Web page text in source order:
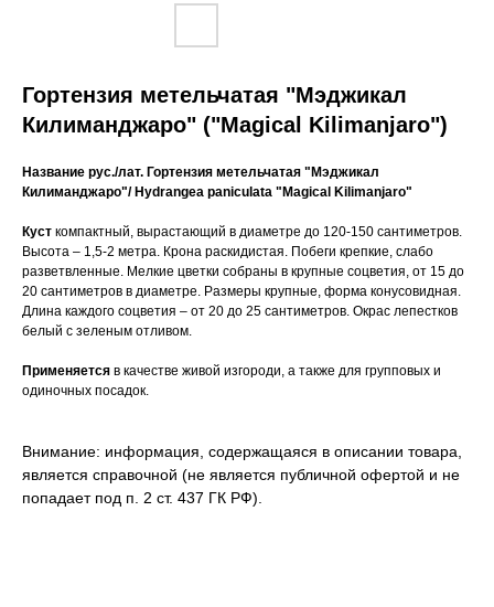
Гортензия метельчатая "Мэджикал
Килиманджаро" ("Magical Kilimanjaro")
Название рус./лат. Гортензия метельчатая "Мэджикал
Килиманджаро"/ Hydrangea paniculata "Magical Kilimanjaro"
Куст компактный, вырастающий в диаметре до 120-150 сантиметров.
Высота – 1,5-2 метра. Крона раскидистая. Побеги крепкие, слабо
разветвленные. Мелкие цветки собраны в крупные соцветия, от 15 до
20 сантиметров в диаметре. Размеры крупные, форма конусовидная.
Длина каждого соцветия – от 20 до 25 сантиметров. Окрас лепестков
белый с зеленым отливом.
Применяется в качестве живой изгороди, а также для групповых и
одиночных посадок.
Внимание: информация, содержащаяся в описании товара,
является справочной (не является публичной офертой и не
попадает под п. 2 ст. 437 ГК РФ).